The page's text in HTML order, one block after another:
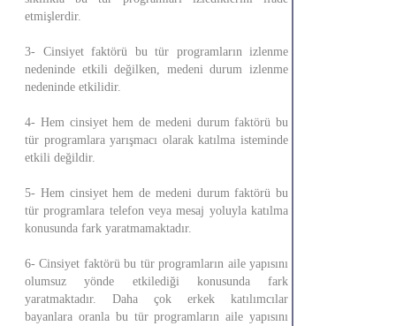
etmişlerdir.
3- Cinsiyet faktörü bu tür programların izlenme
nedeninde etkili değilken, medeni durum izlenme
nedeninde etkilidir.
4- Hem cinsiyet hem de medeni durum faktörü bu
tür programlara yarışmacı olarak katılma isteminde
etkili değildir.
5- Hem cinsiyet hem de medeni durum faktörü bu
tür programlara telefon veya mesaj yoluyla katılma
konusunda fark yaratmamaktadır.
6- Cinsiyet faktörü bu tür programların aile yapısını
olumsuz yönde etkilediği konusunda fark
yaratmaktadır. Daha çok erkek katılımcılar
bayanlara oranla bu tür programların aile yapısını